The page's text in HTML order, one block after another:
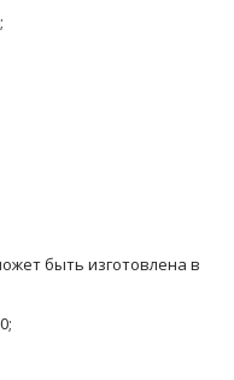
быть изготовлена в